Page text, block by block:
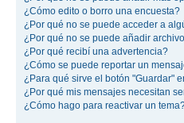
¿Cómo edito o borro una encuesta?
¿Por qué no se puede acceder a
¿Por qué no se puede añadir
¿Por qué recibí una advertencia?
¿Cómo se puede reportar un
¿Para qué sirve el botón "Guardar"
¿Por qué mis mensajes necesitan
¿Cómo hago para reactivar un